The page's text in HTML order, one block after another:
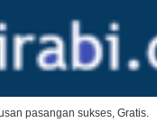
pasangan sukses, Gratis.